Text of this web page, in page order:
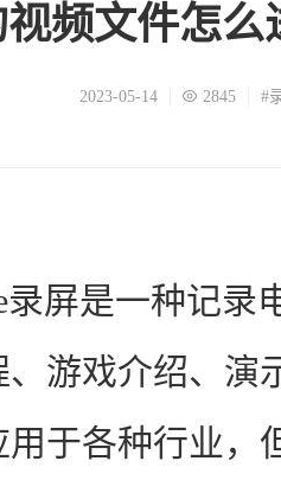
频文件怎
2023-05-14 2845 #
是一种记录
游戏介绍、演
于各种行业，